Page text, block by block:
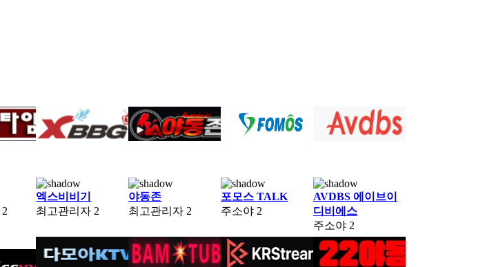
2
엑스비비기
최고관리자 2
야동존
최고관리자 2
포모스 TALK
주소야 2
AVDBS 에이브이
디비에스
주소야 2